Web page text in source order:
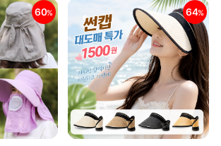
60% 64%